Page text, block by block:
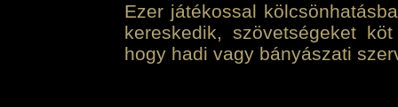
Ezer játékossal
kereskedik, szövetségeket
hogy hadi vagy bányászati